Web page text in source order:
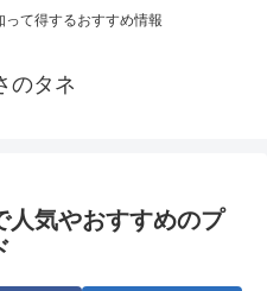
て得するおすすめ情報
のタネ
人気やおすすめのプ